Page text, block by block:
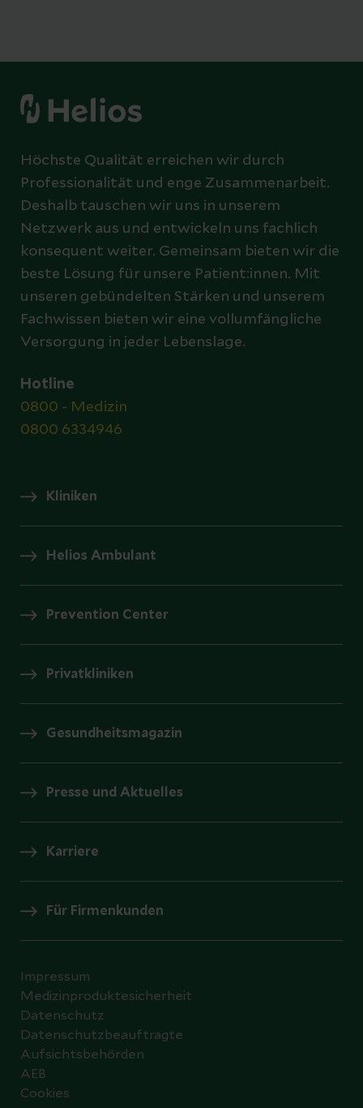
Höchste Qualität erreichen wir durch
Professionalität und enge Zusammenarbeit.
Deshalb tauschen wir uns in unserem
Netzwerk aus und entwickeln uns fachlich
konsequent weiter. Gemeinsam bieten wir die
beste Lösung für unsere Patient:innen. Mit
unseren gebündelten Stärken und unserem
Fachwissen bieten wir eine vollumfängliche
Versorgung in jeder Lebenslage.
Hotline
0800 - Medizin
0800 6334946
Kliniken
Helios Ambulant
Prevention Center
Privatkliniken
Gesundheitsmagazin
Presse und Aktuelles
Karriere
Für Firmenkunden
Impressum
Medizinproduktesicherheit
Datenschutz
Datenschutzbeauftragte
Aufsichtsbehörden
AEB
Cookies